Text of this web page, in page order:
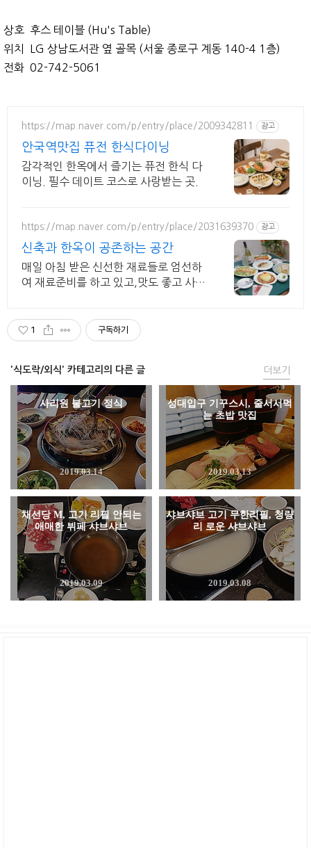
상호 후스 테이블 (Hu's Table)
위치 LG 상남도서관 옆 골목 (서울 종로구 계동 140-4 1층)
전화 02-742-5061
https://map.naver.com/p/entry/place/2009342811 광고
안국역맛집 퓨전 한식다이닝
감각적인 한옥에서 즐기는 퓨전 한식 다
이닝. 필수 데이트 코스로 사랑받는 곳.
https://map.naver.com/p/entry/place/2031639370 광고
신축과 한옥이 공존하는 공간
매일 아침 받은 신선한 재료들로 엄선하
여 재료준비를 하고 있고,맛도 좋고 사진
1 구독하기
'식도락/외식' 카테고리의 다른 글
사리원 불고기 정식
2019.03.14
성대입구 기꾸스시, 줄서서먹
는 초밥 맛집
2019.03.13
채선당 M, 고기 리필 안되는
애매한 뷔페 샤브샤브
2019.03.09
샤브샤브 고기 무한리필, 청량
리 로운 샤브샤브
2019.03.08
더보기